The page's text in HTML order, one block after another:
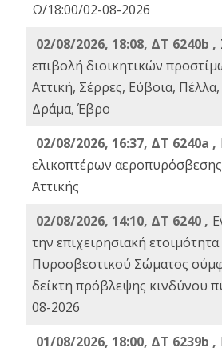
Ω/18:00/02-08-2026
02/08/2026, 18:08, ΔΤ 6240b ,
επιβολή διοικητικών
Αττική, Σέρρες, Εύβοια,
Δράμα, Έβρο
02/08/2026, 16:37, ΔΤ 6240a ,
ελικοπτέρων
Αττικής
02/08/2026, 14:10, ΔΤ 6240 ,
την επιχειρησιακή
Πυροσβεστικού Σώματος
δείκτη πρόβλεψης κινδύνου
08-2026
01/08/2026, 18:00, ΔΤ 6239b ,